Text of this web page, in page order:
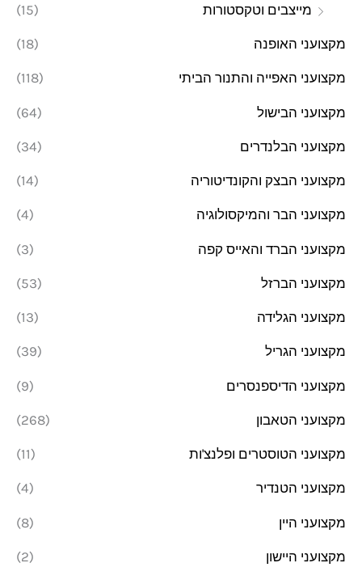
מייצבים וטקסטורות
(15)
מקצועני האופנה (18)
מקצועני האפייה והתנור הביתי (118)
מקצועני הבישול (64)
מקצועני הבלנדרים (34)
מקצועני הבצק והקונדיטוריה (14)
מקצועני הבר והמיקסולוגיה (4)
מקצועני הברד והאייס קפה (3)
מקצועני הברזל (53)
מקצועני הגלידה (13)
מקצועני הגריל (39)
מקצועני הדיספנסרים (9)
מקצועני הטאבון (268)
מקצועני הטוסטרים ופלנצ'ות (11)
מקצועני הטנדיר (4)
מקצועני היין (8)
מקצועני היישון (2)